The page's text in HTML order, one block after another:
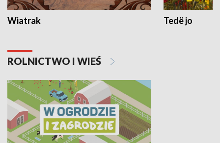
Wiatrak Tedë jo
ROLNICTWO I WIEŚ